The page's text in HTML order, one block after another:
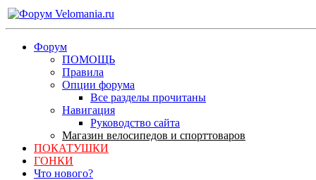
Форум
ПОМОЩЬ
Правила
Опции форума
Все разделы прочитаны
Навигация
Руководство сайта
Магазин велосипедов и спорттоваров
ПОКАТУШКИ
ГОНКИ
Что нового?